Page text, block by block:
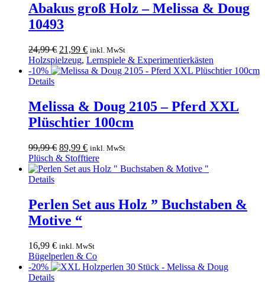
Abakus groß Holz – Melissa & Doug
10493
24,99€ Ursprünglicher
Preis
war:
21,99 €Aktueller
Preis
ist:
inkl. MwSt
Holzspielzeug, Lernspiele & Experimentierkästen
-10%
Details
Melissa & Doug 2105 – Pferd XXL
Plüschtier 100cm
99,99€ Ursprünglicher
Preis
war:
89,99 €Aktueller
Preis
ist:
inkl. MwSt
Plüsch & Stofftiere
Details
Perlen Set aus Holz ” Buchstaben &
Motive “
16,99 € inkl. MwSt
Bügelperlen & Co
-20%
Details